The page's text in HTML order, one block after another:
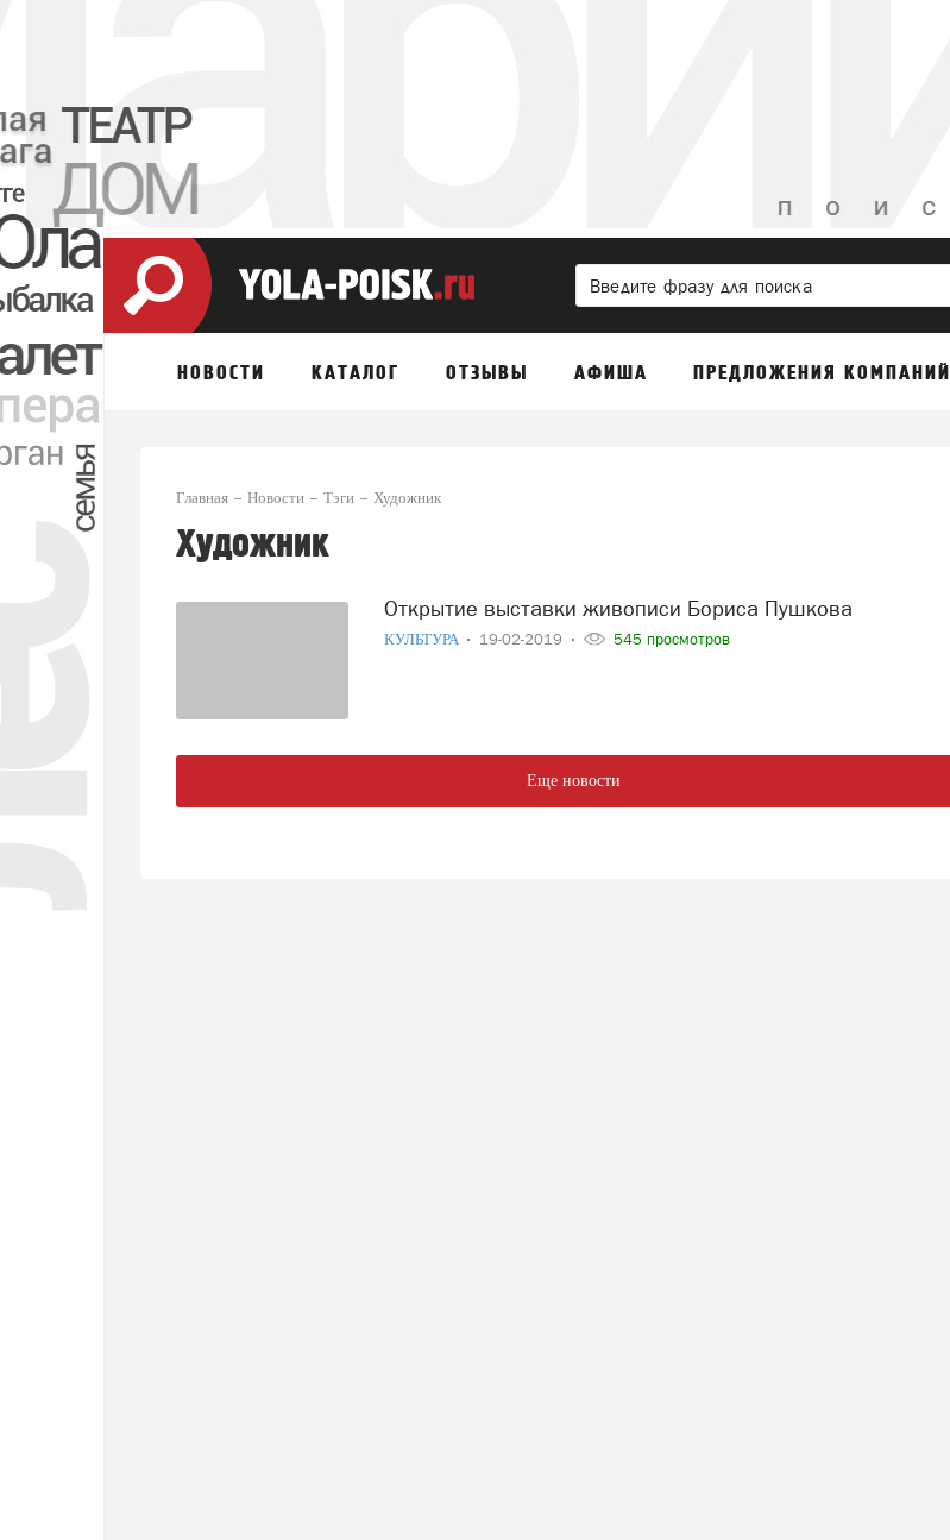
НОВОСТИ КАТАЛОГ ОТЗЫВЫ АФИША ПРЕДЛОЖЕНИЯ КОМПАНИЙ
Главная Новости Тэги Художник
Художник
Открытие выставки живописи Бориса Пушкова
КУЛЬТУРА 19-02-2019 545 просмотров
Еще новости